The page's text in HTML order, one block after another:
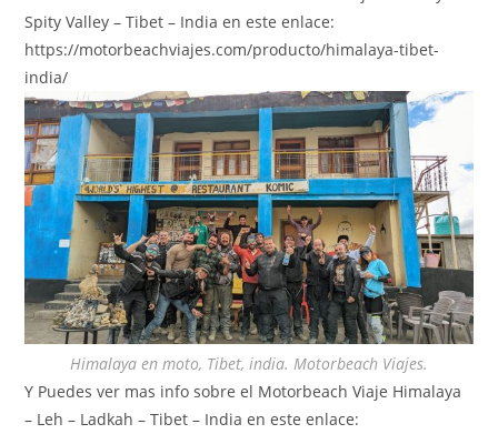
Spity Valley – Tibet – India en este enlace:
https://motorbeachviajes.com/producto/himalaya-tibet-
india/
Himalaya en moto, Tibet, india. Motorbeach Viajes.
Y Puedes ver mas info sobre el Motorbeach Viaje Himalaya
– Leh – Ladkah – Tibet – India en este enlace: